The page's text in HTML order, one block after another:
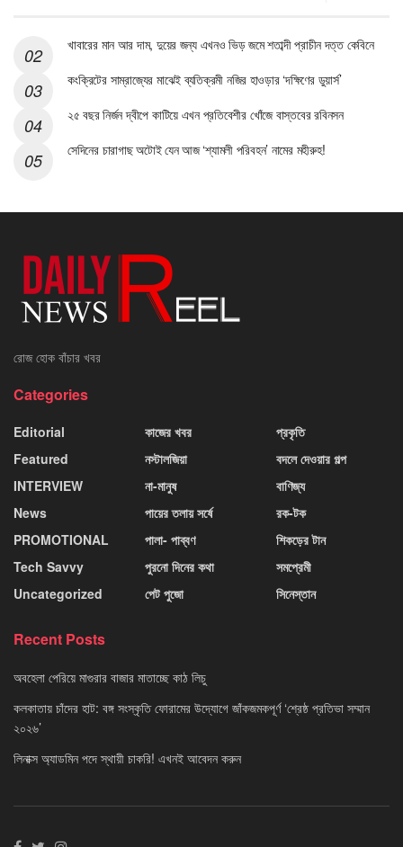
খাবারের মান আর দাম, দুয়ের জন্য এখনও ভিড় জমে শতাব্দী প্রাচীন দত্ত কেবিনে
কংক্রিটের সাম্রাজ্যের মাঝেই ব্যতিক্রমী নজির হাওড়ার ‘দক্ষিণের ডুয়ার্স’
২৫ বছর নির্জন দ্বীপে কাটিয়ে এখন প্রতিবেশীর খোঁজে বাস্তবের রবিনসন
সেদিনের চারাগাছ অটোই যেন আজ ‘শ্যামলী পরিবহন’ নামের মহীরুহ!
রোজ হোক বাঁচার খবর
Categories
Editorial
Featured
INTERVIEW
News
PROMOTIONAL
Tech Savvy
Uncategorized
কাজের খবর
নস্টালজিয়া
না-মানুষ
পায়ের তলায় সর্ষে
পালা- পাব্বণ
পুরনো দিনের কথা
পেট পুজো
প্রকৃতি
বদলে দেওয়ার গল্প
বাণিজ্য
রক-টক
শিকড়ের টান
সমপ্রেমী
সিনেস্তান
Recent Posts
অবহেলা পেরিয়ে মাগুরার বাজার মাতাচ্ছে কাঠ লিচু
কলকাতায় চাঁদের হাট: বঙ্গ সংস্কৃতি ফোরামের উদ্যোগে জাঁকজমকপূর্ণ ‘শ্রেষ্ঠ প্রতিভা সম্মান
২০২৬’
লিনাক্স অ্যাডমিন পদে স্থায়ী চাকরি! এখনই আবেদন করুন